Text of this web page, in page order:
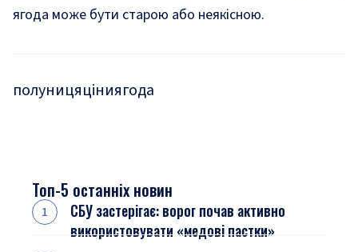
ягода може бути старою або неякісною.
полуницяціниягода
Топ-5 останніх новин
СБУ застерігає: ворог почав активно
використовувати «медові пастки»